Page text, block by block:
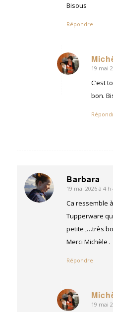
Bisous
Répondre
dit
19 mai
C’est
bon.
Barbara
dit
:
19 mai 2026 à 4
Ca ressemble
Tupperware
petite ,…très
Merci Michèle .
Répondre
dit
19 mai